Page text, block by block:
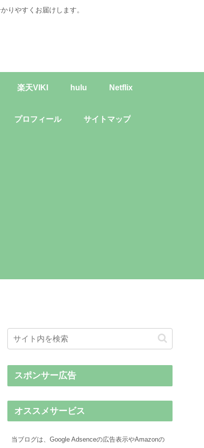
りやすくお届けします。
楽天VIKI hulu Netflix
プロフィール サイトマップ
スポンサー広告
オススメサービス
当ブログは、Google Adsenceの広告表示やAmazonの